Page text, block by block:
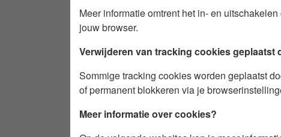
Meer informatie omtrent het in- en
jouw browser.
Verwijderen van tracking cookies geplaatst
Sommige tracking cookies worden geplaatst
of permanent blokkeren via je
Meer informatie over cookies?